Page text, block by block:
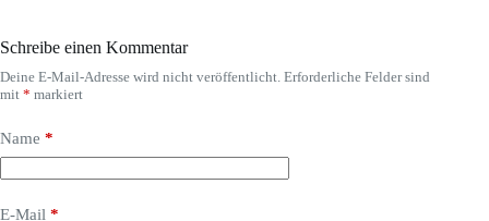
Schreibe einen Kommentar
Deine E-Mail-Adresse wird nicht veröffentlicht. Erforderliche Felder sind
mit * markiert
Name *
E-Mail *